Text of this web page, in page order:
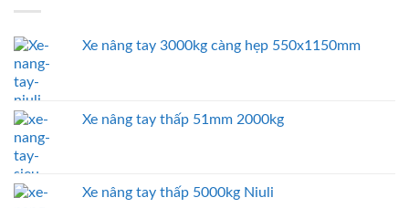
Xe nâng tay 3000kg càng hẹp 550x1150mm
Xe nâng tay thấp 51mm 2000kg
Xe nâng tay thấp 5000kg Niuli